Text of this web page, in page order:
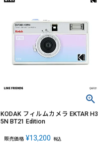
KODAK フィルムカメラ EKTAR H3
5N BT21 Edition
販売価格 ¥13,200 税込